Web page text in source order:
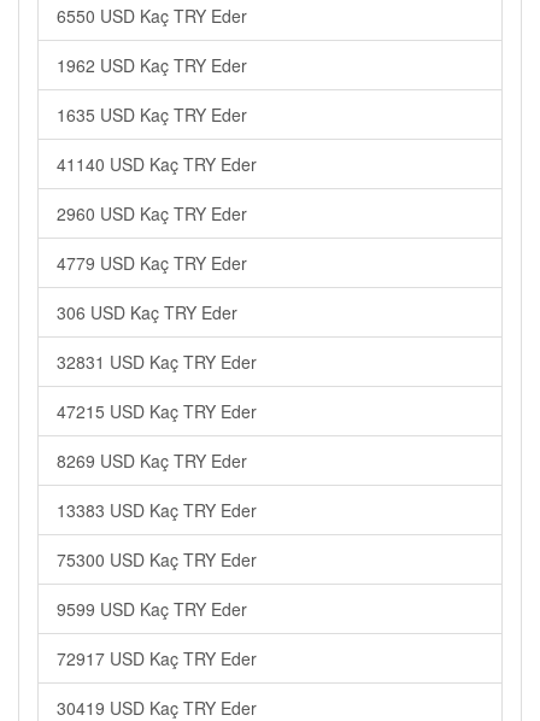
6550 USD Kaç TRY Eder
1962 USD Kaç TRY Eder
1635 USD Kaç TRY Eder
41140 USD Kaç TRY Eder
2960 USD Kaç TRY Eder
4779 USD Kaç TRY Eder
306 USD Kaç TRY Eder
32831 USD Kaç TRY Eder
47215 USD Kaç TRY Eder
8269 USD Kaç TRY Eder
13383 USD Kaç TRY Eder
75300 USD Kaç TRY Eder
9599 USD Kaç TRY Eder
72917 USD Kaç TRY Eder
30419 USD Kaç TRY Eder